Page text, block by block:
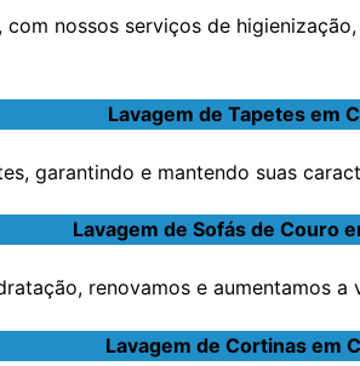
com nossos serviços de
Lavagem de Tapetes em
garantindo e mantendo suas
Lavagem de Sofás de Couro
renovamos e aumentamos
Lavagem de Cortinas em